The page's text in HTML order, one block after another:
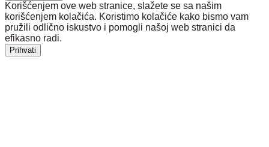
Korišćenjem ove web stranice, slažete se sa našim
korišćenjem kolačića. Koristimo kolačiće kako bismo vam
pružili odlično iskustvo i pomogli našoj web stranici da
efikasno radi.
Prihvati